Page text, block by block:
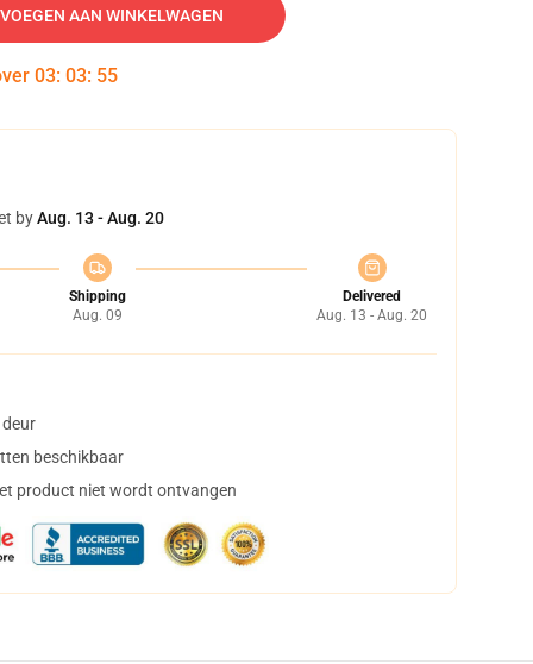
AAN WINKELWAGEN
03: 03: 54
byAug. 13 - Aug. 20
Shipping
Aug. 09
Delivered
Aug. 13 - Aug. 20
beschikbaar
product niet wordt ontvangen